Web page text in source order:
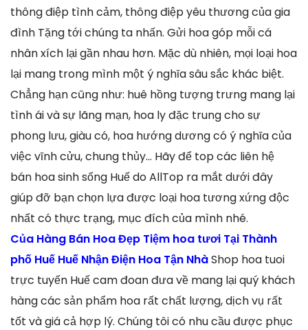
thông điệp tình cảm, thông điệp yêu thương của gia
đình Tặng tới chúng ta nhấn. Gửi hoa góp mỗi cá
nhân xích lại gần nhau hơn. Mặc dù nhiên, mọi loại hoa
lại mang trong mình một ý nghĩa sâu sắc khác biệt.
Chẳng hạn cũng như: huê hồng tượng trưng mang lại
tình ái và sự lãng mạn, hoa ly đặc trung cho sự
phong lưu, giàu có, hoa hướng dương có ý nghĩa của
việc vĩnh cửu, chung thủy… Hãy để top các liên hệ
bán hoa sinh sống Huế do AllTop ra mắt dưới đây
giúp đỡ bạn chọn lựa được loại hoa tương xứng độc
nhất có thực trạng, mục đích của mình nhé.
Của Hàng Bán Hoa Đẹp Tiệm hoa tươi Tại Thành
phố Huế Huế Nhận Điện Hoa Tận NhàShop hoa tuoi
trực tuyến Huế cam đoan đưa về mang lại quý khách
hàng các sản phẩm hoa rất chất lượng, dịch vụ rất
tốt và giá cả hợp lý. Chúng tôi có nhu cầu được phục